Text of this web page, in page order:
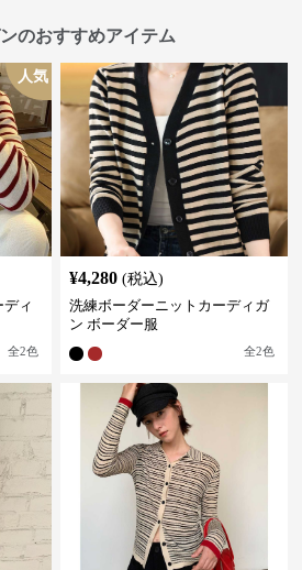
のおすすめアイテム
人気
ィ
全2色
¥4,280 (税込)
洗練ボーダーニットカーディガ
ン ボーダー服
全2色